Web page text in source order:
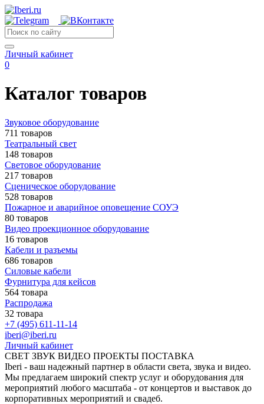
Личный кабинет
0
Каталог товаров
Звуковое оборудование
711 товаров
Театральный свет
148 товаров
Световое оборудование
217 товаров
Сценическое оборудование
528 товаров
Пожарное и аварийное оповещение СОУЭ
80 товаров
Видео проекционное оборудование
16 товаров
Кабели и разъемы
686 товаров
Силовые кабели
Фурнитура для кейсов
564 товара
Распродажа
32 товара
+7 (495) 611-11-14
iberi@iberi.ru
Личный кабинет
СВЕТ ЗВУК ВИДЕО ПРОЕКТЫ ПОСТАВКА
Iberi - ваш надежный партнер в области света, звука и видео.
Мы предлагаем широкий спектр услуг и оборудования для
мероприятий любого масштаба - от концертов и выставок до
корпоративных мероприятий и свадеб.